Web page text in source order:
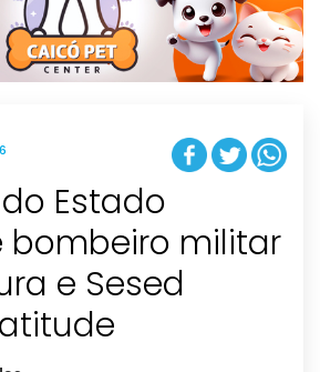
t
i
o
n
Estado
bombeiro militar
e Sesed